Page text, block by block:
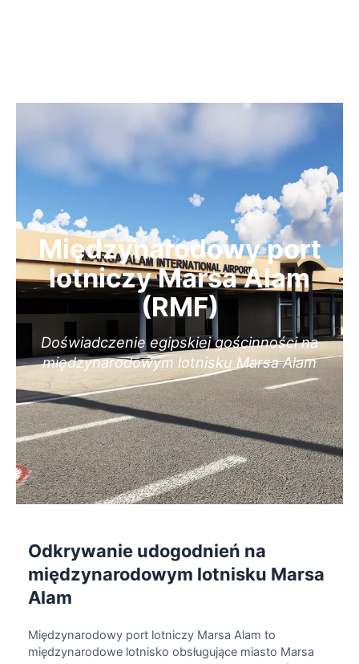
Międzynarodowy port
lotniczy Marsa Alam
(RMF)
Doświadczenie egipskiej gościnności na
międzynarodowym lotnisku Marsa Alam
Odkrywanie udogodnień na
międzynarodowym lotnisku Marsa
Alam
Międzynarodowy port lotniczy Marsa Alam to
międzynarodowe lotnisko obsługujące miasto Marsa